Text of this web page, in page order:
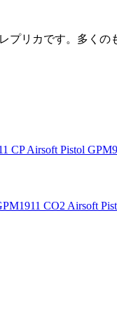
プリカです。多く
CP Airsoft Pistol
CO2 Airsoft